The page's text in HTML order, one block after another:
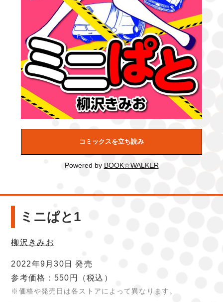
コミックスを立ち読み
Powered by BOOK☆WALKER
ミニぱと1
柳沢きみお
2022年9月30日 発売
参考価格：550円
（税込）
※価格や発売日は各ストアによって異なります。